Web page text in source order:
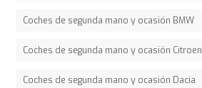
Coches de segunda mano y ocasión BMW
Coches de segunda mano y ocasión Citroen
Coches de segunda mano y ocasión Dacia